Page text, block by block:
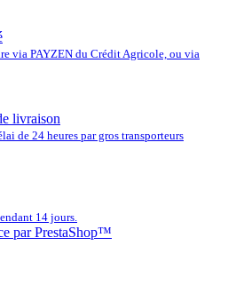
via PAYZEN du Crédit Agricole, ou via
livraison
de 24 heures par gros transporteurs
14 jours.
par PrestaShop™